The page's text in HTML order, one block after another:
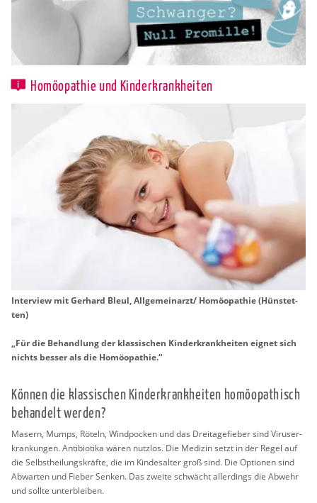
Homöopathie und Kinderkrankheiten
In­ter­view mit Ger­hard Bleul, All­ge­mein­arzt/ Ho­möo­pa­thie (Hün­stet­
ten)
„Für die Be­hand­lung der klas­si­schen Kin­der­krank­hei­ten eig­net sich
nichts bes­ser als die Ho­möo­pa­thie.“
Kön­nen die klas­si­schen Kin­der­krank­hei­ten ho­möo­pa­thisch
be­han­delt wer­den?
Ma­sern, Mumps, Rö­teln, Wind­po­cken und das Drei­ta­ge­fie­ber sind Vi­rus­er­
kran­kun­gen. An­ti­bio­ti­ka wären nutz­los. Die Me­di­zin setzt in der Regel auf
die Selbst­hei­lungs­kräf­te, die im Kin­des­al­ter groß sind. Die Op­tio­nen sind
Ab­war­ten und Fie­ber Sen­ken. Das zwei­te schwächt al­ler­dings die Ab­wehr
und soll­te un­ter­blei­ben.